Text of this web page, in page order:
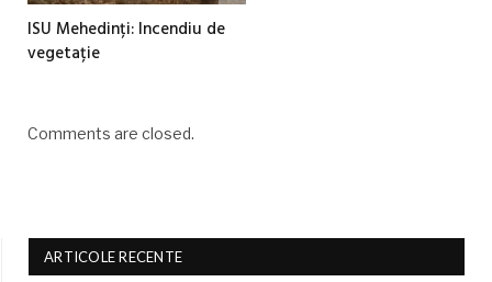
ISU Mehedinți: Incendiu de
vegetație
Comments are closed.
ARTICOLE RECENTE